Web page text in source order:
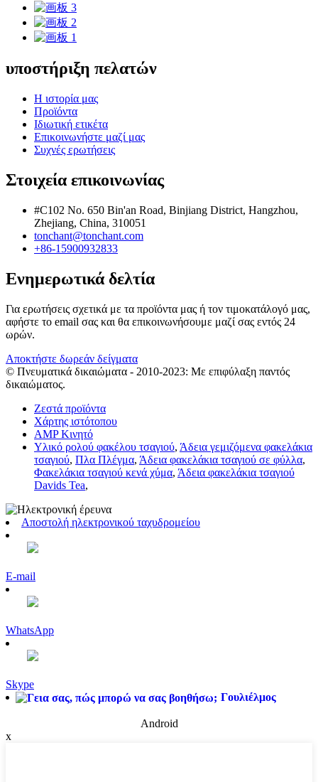
υποστήριξη πελατών
Η ιστορία μας
Προϊόντα
Ιδιωτική ετικέτα
Επικοινωνήστε μαζί μας
Συχνές ερωτήσεις
Στοιχεία επικοινωνίας
#C102 No. 650 Bin'an Road, Binjiang District, Hangzhou,
Zhejiang, China, 310051
tonchant@tonchant.com
+86-15900932833
Ενημερωτικά δελτία
Για ερωτήσεις σχετικά με τα προϊόντα μας ή τον τιμοκατάλογό μας,
αφήστε το email σας και θα επικοινωνήσουμε μαζί σας εντός 24
ωρών.
Αποκτήστε δωρεάν δείγματα
© Πνευματικά δικαιώματα - 2010-2023: Με επιφύλαξη παντός
δικαιώματος.
Ζεστά προϊόντα
Χάρτης ιστότοπου
AMP Κινητό
Υλικό ρολού φακέλου τσαγιού, Άδεια γεμιζόμενα φακελάκια
τσαγιού, Πλα Πλέγμα, Άδεια φακελάκια τσαγιού σε φύλλα,
Φακελάκια τσαγιού κενά χύμα, Άδεια φακελάκια τσαγιού
Davids Tea,
Αποστολή ηλεκτρονικού ταχυδρομείου
E-mail
WhatsApp
Skype
Γουλιέλμος
Android
x